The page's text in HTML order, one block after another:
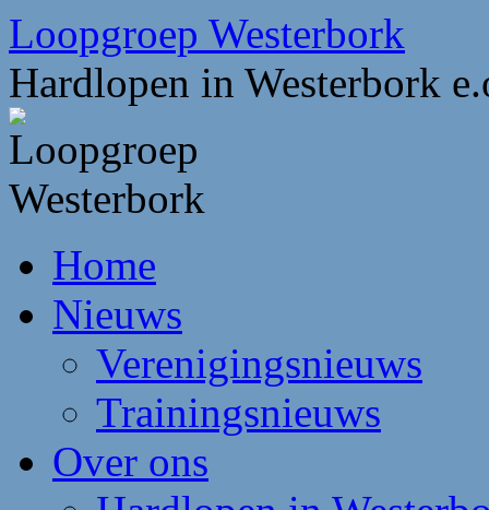
Ga
naar
de
inhoud
Loopgroep Westerbork
Hardlopen in Westerbork
Home
Nieuws
Verenigingsnieuws
Trainingsnieuws
Over ons